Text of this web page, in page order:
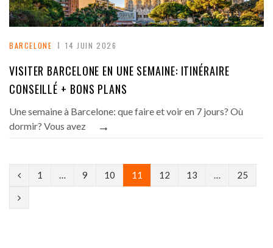
BARCELONE 14 JUIN 2026
VISITER BARCELONE EN UNE SEMAINE: ITINÉRAIRE
CONSEILLÉ + BONS PLANS
Une semaine à Barcelone: que faire et voir en 7 jours? Où
dormir? Vous avez
→
P
r
1 … 9 10 11 12 13 …
25
N